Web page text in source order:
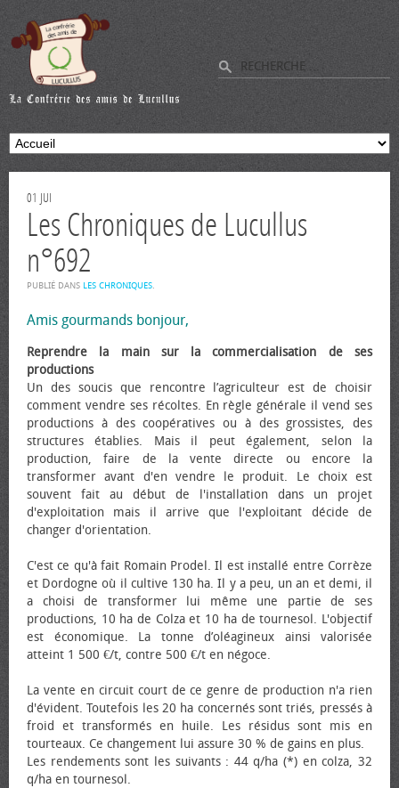
01 JUI
Les Chroniques de Lucullus
n°692
PUBLIÉ DANS LES CHRONIQUES.
Amis gourmands bonjour,
Reprendre la main sur la commercialisation de ses
productions
Un des soucis que rencontre l’agriculteur est de choisir
comment vendre ses récoltes. En règle générale il vend ses
productions à des coopératives ou à des grossistes, des
structures établies. Mais il peut également, selon la
production, faire de la vente directe ou encore la
transformer avant d'en vendre le produit. Le choix est
souvent fait au début de l'installation dans un projet
d'exploitation mais il arrive que l'exploitant décide de
changer d'orientation.
C'est ce qu'à fait Romain Prodel. Il est installé entre Corrèze
et Dordogne où il cultive 130 ha. Il y a peu, un an et demi, il
a choisi de transformer lui même une partie de ses
productions, 10 ha de Colza et 10 ha de tournesol. L'objectif
est économique. La tonne d’oléagineux ainsi valorisée
atteint 1 500 €/t, contre 500 €/t en négoce.
La vente en circuit court de ce genre de production n'a rien
d'évident. Toutefois les 20 ha concernés sont triés, pressés à
froid et transformés en huile. Les résidus sont mis en
tourteaux. Ce changement lui assure 30 % de gains en plus.
Les rendements sont les suivants : 44 q/ha (*) en colza, 32
q/ha en tournesol.